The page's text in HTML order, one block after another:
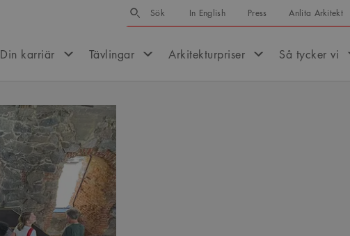
Sök
Sök In English Press Anlita Arkitekt
Din karriär Tävlingar Arkitekturpriser Så tycker vi